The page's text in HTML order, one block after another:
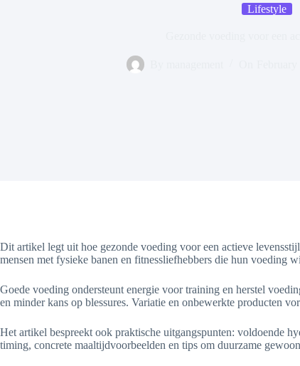
Lifestyle
Dit artikel legt uit hoe gezonde voeding voor een actieve
mensen met fysieke banen en fitnessliefhebbers die hun voeding
Goede voeding ondersteunt energie voor training en herstel
en minder kans op blessures. Variatie en onbewerkte producten
Het artikel bespreekt ook praktische uitgangspunten: voldoende
timing, concrete maaltijdvoorbeelden en tips om duurzame